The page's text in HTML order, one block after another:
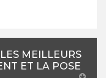
MEILLEURS
ET LA POSE